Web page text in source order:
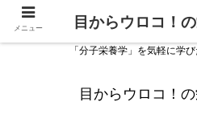
「分子栄養学」を気軽に学
目からウロコ！
メニュー 目からウロコ！